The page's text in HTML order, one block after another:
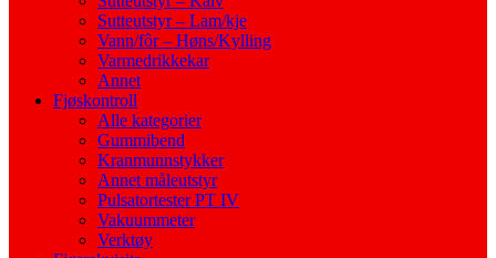
Sutteutstyr – Lam/kje
Vann/fôr – Høns/Kylling
Varmedrikkekar
Annet
Fjøskontroll
Alle kategorier
Gummibend
Kranmunnstykker
Annet måleutstyr
Pulsatortester PT IV
Vakuummeter
Verktøy